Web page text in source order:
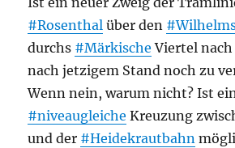
#Rosenthal über den
durchs #Märkische Viertel nach
nach jetzigem Stand noch zu
Wenn nein, warum nicht? Ist
#niveaugleiche Kreuzung
und der #Heidekrautbahn